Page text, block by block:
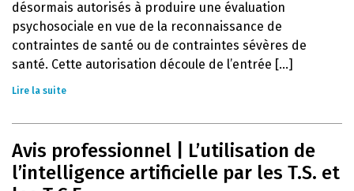
désormais autorisés à produire une évaluation
psychosociale en vue de la reconnaissance de
contraintes de santé ou de contraintes sévères de
santé. Cette autorisation découle de l’entrée [...]
Lire la suite
Avis professionnel | L’utilisation de
l’intelligence artificielle par les T.S. et